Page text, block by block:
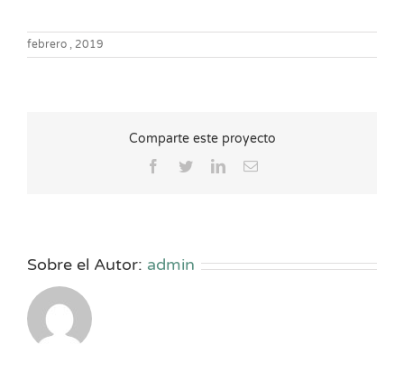
febrero , 2019
Comparte este proyecto
Facebook
TwitterLinkedInCorreo
Sobre el Autor: admin